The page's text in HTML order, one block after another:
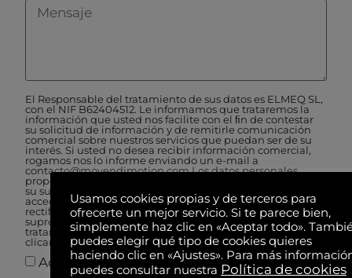
El Responsable del tratamiento de sus datos es ELMEQ SL,
con el NIF B62404512. Le informamos que trataremos la
información que usted nos facilite con el ﬁn de contestar
su solicitud de información y de remitirle comunicación
comercial sobre nuestros servicios que puedan ser de su
interés. Si usted no desea recibir información comercial,
rogamos nos lo informe enviando un e-mail a
contacto@movendimotion.com Los datos personales
proporcionados se conservarán mientras usted no solicite
su supresión. Le informamos que usted tiene derecho a
acceder a sus datos personales, así como a solicitar la
rectiﬁcación de los datos inexactos o, en su caso, solicitar su
supresión a cualquier momento.La base legal para el
tratamiento de sus datos es el consentimiento otorgado al
clicar la casilla de aceptación al ﬁnal de este formulario.
Acepto la política de privacidad.
Usamos cookies propias y de terceros para
ofrecerte un mejor servicio. Si te parece bien,
simplemente haz clic en «Aceptar todo».
puedes elegir qué tipo de cookies quieres
haciendo clic en «Ajustes». Para más
puedes consultar nuestra Política de cookies